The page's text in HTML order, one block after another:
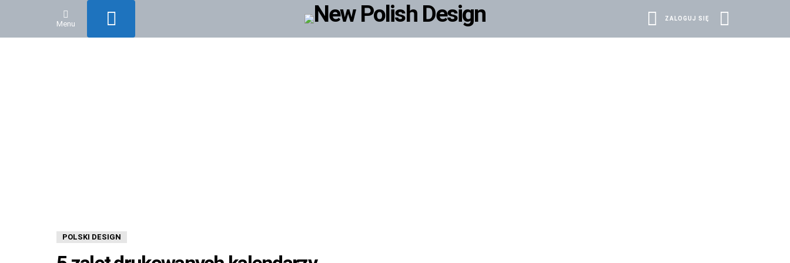
Menu
ZALOGUJ SIĘ
POLSKI DESIGN